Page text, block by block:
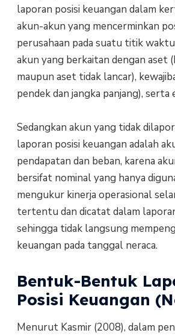
laporan posisi keuangan dalam
akun-akun yang mencerminkan
perusahaan pada suatu titik
akun yang berkaitan dengan aset
maupun aset tidak lancar),
pendek dan jangka panjang), serta
Sedangkan akun yang tidak
laporan posisi keuangan adalah
pendapatan dan beban, karena
bersifat nominal yang hanya
mengukur kinerja operasional
tertentu dan dicatat dalam
sehingga tidak langsung
keuangan pada tanggal neraca.
Bentuk-Bentuk
Posisi Keuangan
Menurut Kasmir (2008), dalam